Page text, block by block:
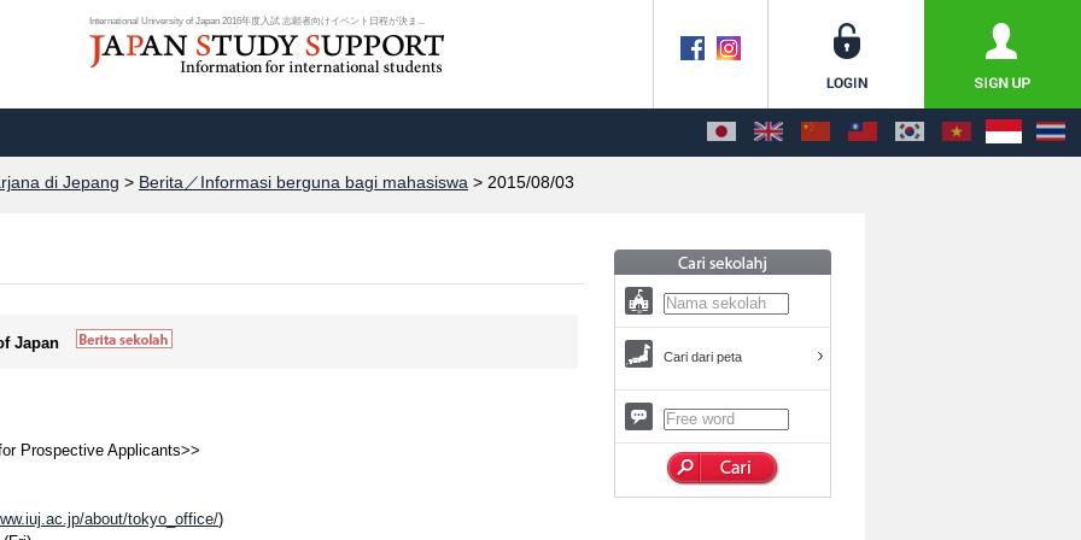
International University of Japan 2016年度入試 志願者向けイベント日程が決ま...
di Jepang > Berita／Informasi berguna bagi mahasiswa > 2015/08/03
Japan
Prospective Applicants>>
about/tokyo_office/)
Cari dari peta